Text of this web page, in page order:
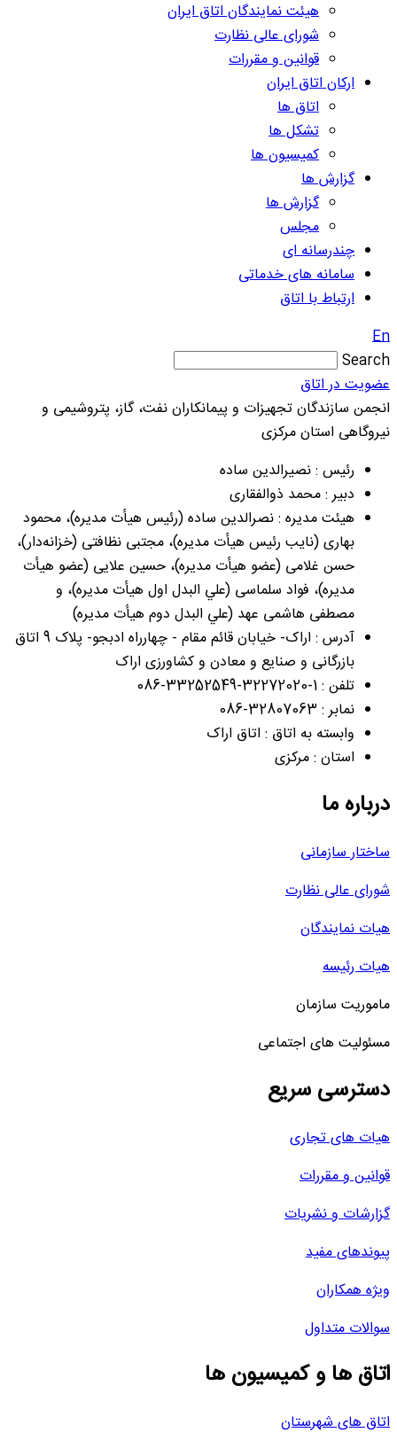
هیئت نمایندگان اتاق ایران
شورای عالی نظارت
قوانین و مقررات
ارکان اتاق ایران
اتاق ها
تشکل ها
کمیسیون ها
گزارش ها
گزارش ها
مجلس
چندرسانه ای
سامانه های خدماتی
ارتباط با اتاق
En
Search
عضویت در اتاق
انجمن سازندگان تجهیزات و پیمانکاران نفت، گاز، پتروشیمی و
نیروگاهی استان مرکزی
رئیس : نصیرالدین ساده
دبیر : محمد ذوالفقاری
هیئت مدیره : نصرالدین ساده (رئيس هیأت مدیره)، محمود
بهاری (نايب رئيس هیأت مدیره)، مجتبی نظافتی (خزانه‌دار)،
حسن غلامی (عضو هیأت مدیره)، حسین علایی (عضو هیأت
مدیره)، فواد سلماسی (علي البدل اول هیأت مدیره)، و
مصطفی هاشمی عهد (علي البدل دوم هیأت مدیره)
آدرس : اراک- خیابان قائم مقام - چهارراه ادبجو- پلاک 9 اتاق
بازرگانی و صنایع و معادن و کشاورزی اراک
تلفن : 1-32272020-33252549-086
نمابر : 32807063-086
وابسته به اتاق : اتاق اراک
استان : مرکزی
درباره ما
ساختار سازمانی
شورای عالی نظارت
هیات نمایندگان
هیات رئیسه
ماموریت سازمان
مسئولیت های اجتماعی
دسترسی سریع
هیات های تجاری
قوانین و مقررات
گزارشات و نشریات
پیوندهای مفید
ویژه همکاران
سوالات متداول
اتاق ها و کمیسیون ها
اتاق های شهرستان